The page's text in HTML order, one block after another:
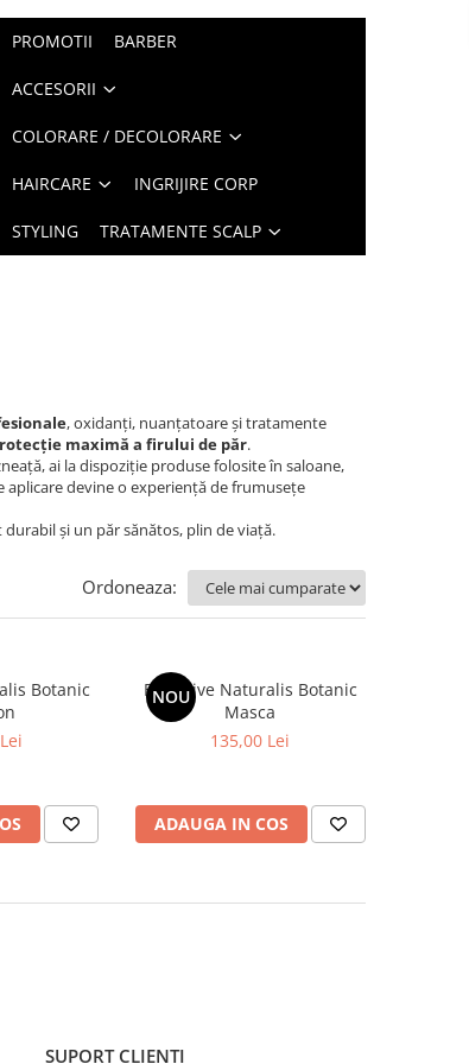
PROMOTII BARBER
ACCESORII
COLORARE / DECOLORARE
HAIRCARE INGRIJIRE CORP
STYLING TRATAMENTE SCALP
, oxidanți, nuanțatoare și tratamente
maximă a firului de păr.
ai la dispoziție produse folosite în saloane,
devine o experiență de frumusețe
și un păr sănătos, plin de viață.
Ordoneaza:
Botanic
NOU
Bioactive Naturalis Botanic
Masca
135,00 Lei
ADAUGA IN COS
SUPORT CLIENTI